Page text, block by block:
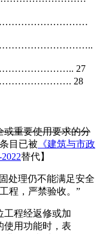
……………………………..
27
28
或重要使用要求的分
目已被 《建筑与市政
替代】
处理仍不能满足安全
程，严禁验收。”
程经返修或加
使用功能时，表